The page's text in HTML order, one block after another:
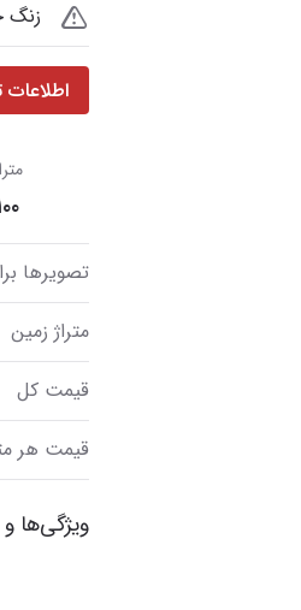
زنگ
تصویر‌ها
متراژ زمین
قیمت کل
قیمت هر
ویژگی‌ها